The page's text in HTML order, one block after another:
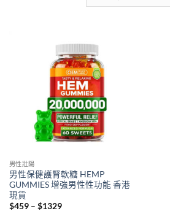
男性壯陽
男性保健護腎軟糖 HEMP
GUMMIES 增強男性性功能 香港
現貨
$459 – $1329Price